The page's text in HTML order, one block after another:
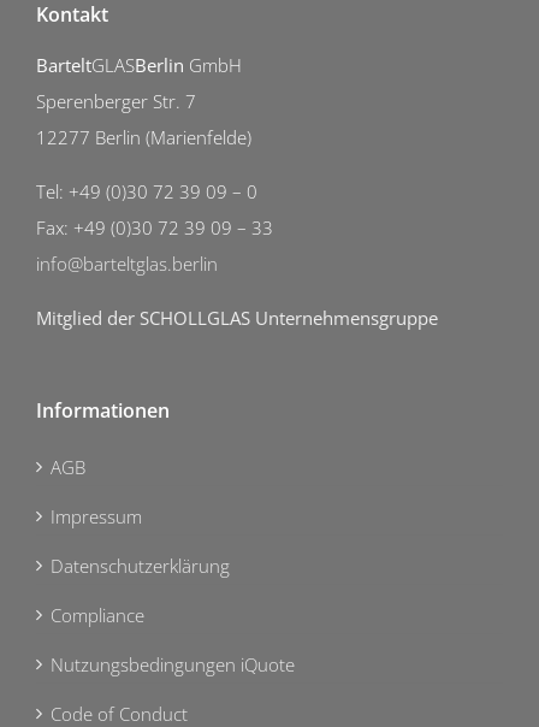
Kontakt
BarteltGLASBerlin GmbH
Sperenberger Str. 7
12277 Berlin (Marienfelde)
Tel: +49 (0)30 72 39 09 – 0
Fax: +49 (0)30 72 39 09 – 33
info@barteltglas.berlin
Mitglied der SCHOLLGLAS Unternehmensgruppe
Informationen
AGB
Impressum
Datenschutzerklärung
Compliance
Nutzungsbedingungen iQuote
Code of Conduct